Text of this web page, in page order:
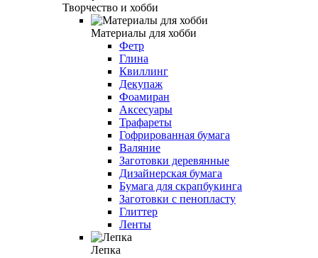
Творчество и хобби
Материалы для хобби
Фетр
Глина
Квиллинг
Декупаж
Фоамиран
Аксесуары
Трафареты
Гофрированная бумага
Валяние
Заготовки деревянные
Дизайнерская бумага
Бумага для скрапбукинга
Заготовки с пенопласту
Глиттер
Ленты
Лепка